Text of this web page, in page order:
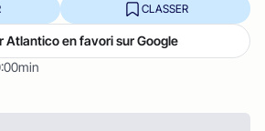
CLASSER
Atlantico en favori sur Google